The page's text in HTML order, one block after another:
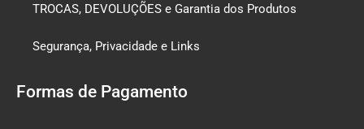
TROCAS, DEVOLUÇÕES e Garantia dos Produtos
Segurança, Privacidade e Links
Formas de Pagamento